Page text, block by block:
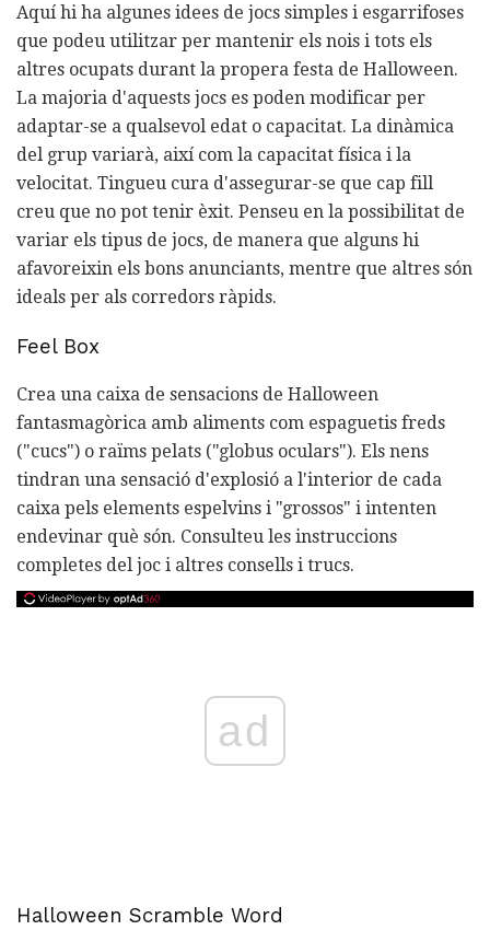
Aquí hi ha algunes idees de jocs simples i esgarrifoses
que podeu utilitzar per mantenir els nois i tots els
altres ocupats durant la propera festa de Halloween.
La majoria d'aquests jocs es poden modificar per
adaptar-se a qualsevol edat o capacitat. La dinàmica
del grup variarà, així com la capacitat física i la
velocitat. Tingueu cura d'assegurar-se que cap fill
creu que no pot tenir èxit. Penseu en la possibilitat de
variar els tipus de jocs, de manera que alguns hi
afavoreixin els bons anunciants, mentre que altres són
ideals per als corredors ràpids.
Feel Box
Crea una caixa de sensacions de Halloween
fantasmagòrica amb aliments com espaguetis freds
("cucs") o raïms pelats ("globus oculars"). Els nens
tindran una sensació d'explosió a l'interior de cada
caixa pels elements espelvins i "grossos" i intenten
endevinar què són. Consulteu les instruccions
completes del joc i altres consells i trucs.
ad
Halloween Scramble Word